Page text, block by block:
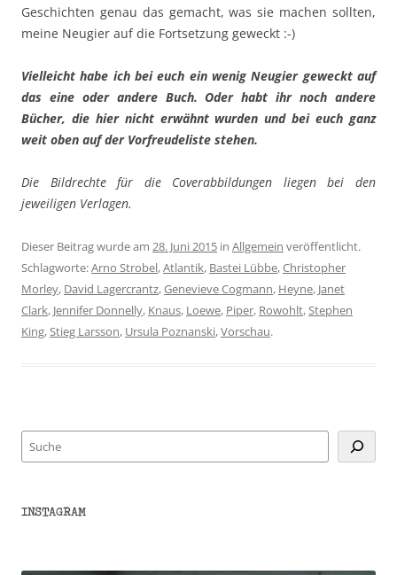
Geschichten genau das gemacht, was sie machen sollten,
meine Neugier auf die Fortsetzung geweckt :-)
Vielleicht habe ich bei euch ein wenig Neugier geweckt auf
das eine oder andere Buch. Oder habt ihr noch andere
Bücher, die hier nicht erwähnt wurden und bei euch ganz
weit oben auf der Vorfreudeliste stehen.
Die Bildrechte für die Coverabbildungen liegen bei den
jeweiligen Verlagen.
Dieser Beitrag wurde am 28. Juni 2015 in Allgemein veröffentlicht.
Schlagworte:Arno Strobel,Atlantik, Bastei Lübbe,Christopher
Morley, David Lagercrantz,Genevieve Cogmann, Heyne, Janet
Clark, Jennifer Donnelly, Knaus, Loewe, Piper, Rowohlt,Stephen
King,Stieg Larsson, Ursula Poznanski,Vorschau.
Suchen
INSTAGRAM